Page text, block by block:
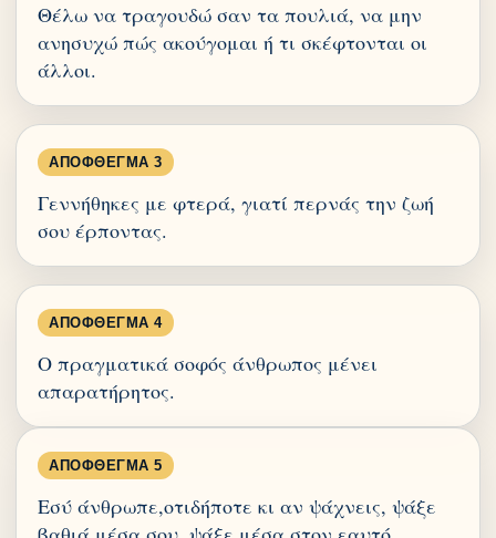
Θέλω να τραγουδώ σαν τα πουλιά, να μην
ανησυχώ πώς ακούγομαι ή τι σκέφτονται οι
άλλοι.
ΑΠΌΦΘΕΓΜΑ 3
Γεννήθηκες με φτερά, γιατί περνάς την ζωή
σου έρποντας.
ΑΠΌΦΘΕΓΜΑ 4
Ο πραγματικά σοφός άνθρωπος μένει
απαρατήρητος.
ΑΠΌΦΘΕΓΜΑ 5
Εσύ άνθρωπε,οτιδήποτε κι αν ψάχνεις, ψάξε